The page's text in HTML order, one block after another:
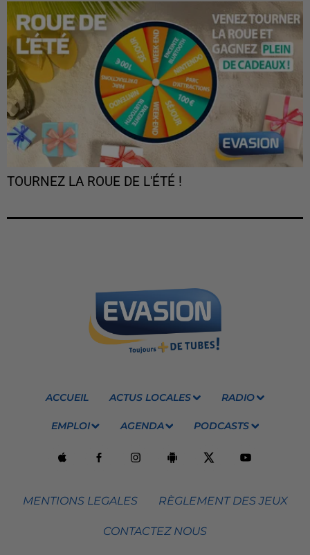
TOURNEZ LA ROUE DE L'ÉTÉ !
ACCUEIL ACTUS LOCALES RADIO
EMPLOI AGENDA PODCASTS
MENTIONS LEGALES RÈGLEMENT DES JEUX
CONTACTEZ NOUS